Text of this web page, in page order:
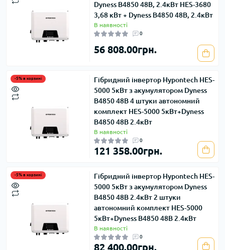
Dyness B4850 48В, 2.4кВт HES-3680
3,68 кВт + Dyness B4850 48В, 2.4кВт
В наявності
0
56 808.00грн.
-5% в корзині
Гібридний інвертор Hypontech HES-
5000 5кВт з акумулятором Dyness
B4850 48В 4 штуки автономний
комплект HES-5000 5кВт+Dyness
B4850 48В 2.4кВт
В наявності
0
121 358.00грн.
-5% в корзині
Гібридний інвертор Hypontech HES-
5000 5кВт з акумулятором Dyness
B4850 48В 2.4кВт 2 штуки
автономний комплект HES-5000
5кВт+Dyness B4850 48В 2.4кВт
В наявності
0
82 400.00грн.